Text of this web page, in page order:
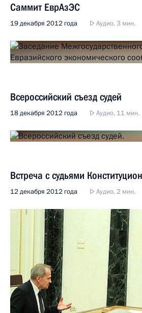
Саммит ЕврАзЭС
19 декабря 2012 года Аудио, 3 мин.
Всероссийский съезд судей
18 декабря 2012 года Аудио, 11 мин.
Встреча с судьями
12 декабря 2012 года Аудио, 2 мин.